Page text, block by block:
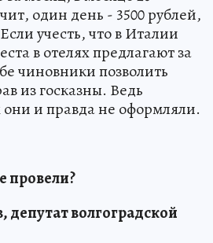
один день - 3500 рублей,
учесть, что в Италии
в отелях предлагают за
чиновники позволить
из госказны. Ведь
и правда не оформляли.
провели?
депутат волгоградской